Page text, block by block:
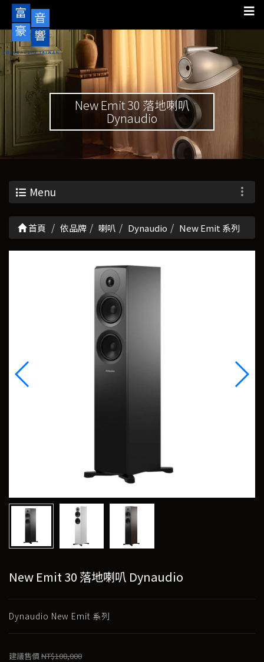
New Emit 30 落地喇叭
Dynaudio
Menu
首頁 依品牌 喇叭 Dynaudio New Emit 系列
New Emit 30 落地喇叭 Dynaudio
Dynaudio New Emit 系列
建議售價NT$108,000